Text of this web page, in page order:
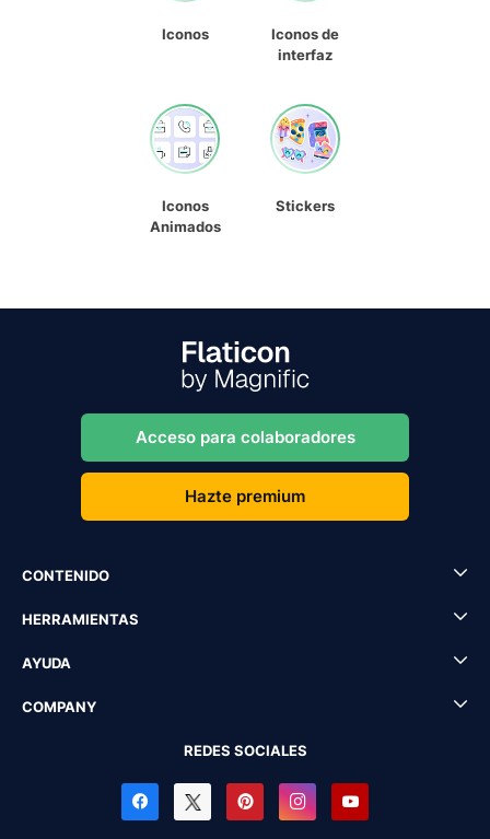
Iconos
Iconos de
interfaz
Iconos
Animados
Stickers
Acceso para colaboradores
Hazte premium
CONTENIDO
HERRAMIENTAS
AYUDA
COMPANY
REDES SOCIALES